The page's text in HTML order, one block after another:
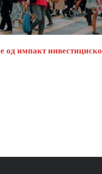
од импакт инвестициско